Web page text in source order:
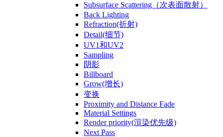
Subsurface Scattering（次表面散射）
Back Lighting
Refraction(折射)
Detail(细节)
UV1和UV2
Sampling
阴影
Billboard
Grow(增长)
变换
Proximity and Distance Fade
Material Settings
Render priority(渲染优先级)
Next Pass